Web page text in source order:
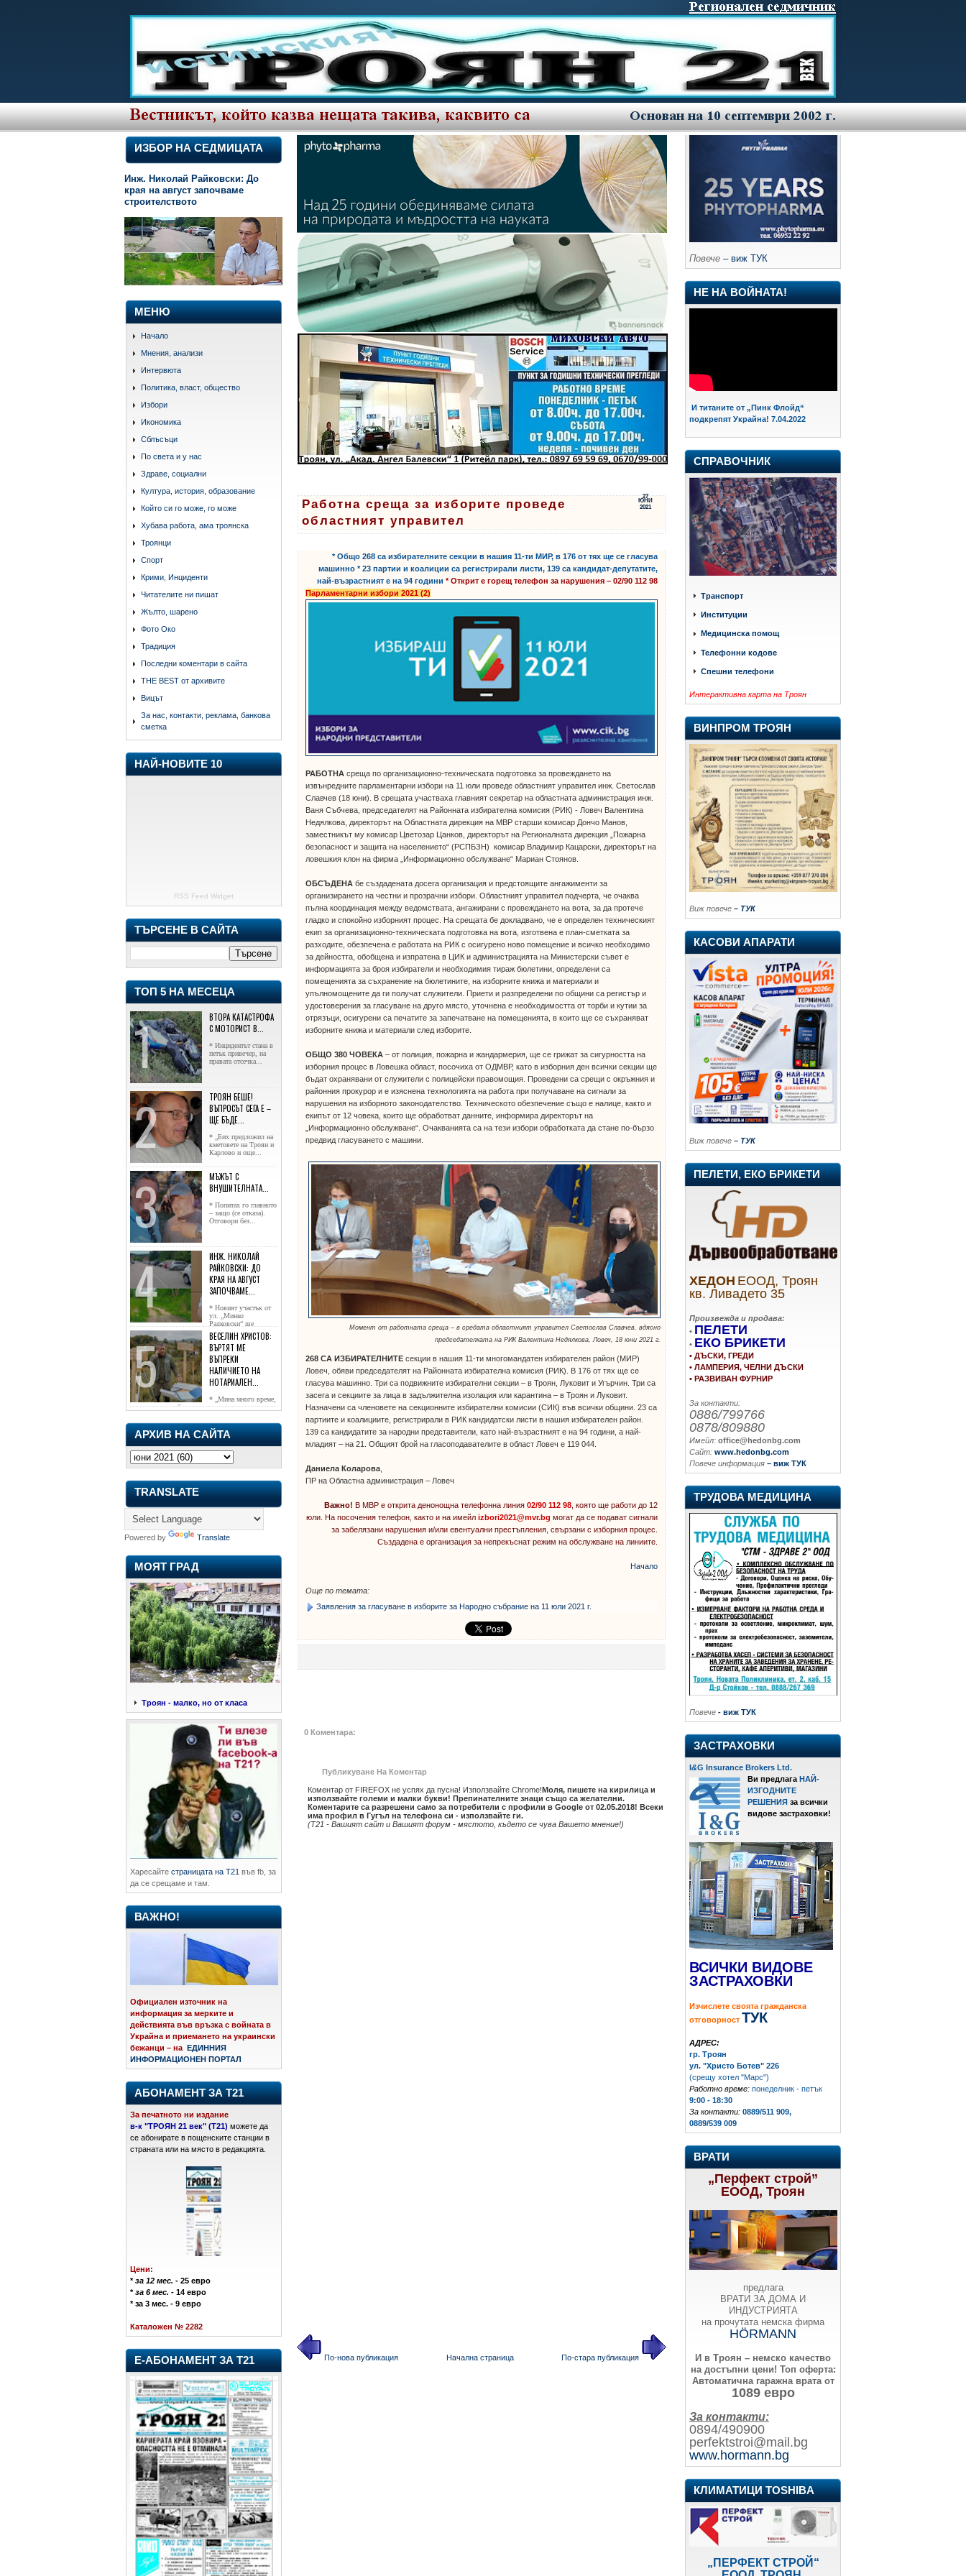
ИЗБОР НА СЕДМИЦАТА
Инж. Николай Райковски: До
края на август започваме
строителството
МЕНЮ
Начало
Мнения, анализи
Интервюта
Политика, власт, общество
Избори
Икономика
Сблъсъци
По света и у нас
Здраве, социални
Култура, история, образование
Който си го може, го може
Хубава работа, ама троянска
Троянци
Спорт
Крими, Инциденти
Читателите ни пишат
Жълто, шарено
Фото Око
Традиция
Последни коментари в сайта
THE BEST от архивите
Вицът
За нас, контакти, реклама, банкова
сметка
НАЙ-НОВИТЕ 10
RSS Feed Widget
ТЪРСЕНЕ В САЙТА
ТОП 5 НА МЕСЕЦА
ВТОРА КАТАСТРОФА
С МОТОРИСТ В...
* Инцидентът стана в
петък привечер, на
правата отсечка...
ТРОЯН БЕШЕ!
ВЪПРОСЪТ СЕГА Е –
ЩЕ БЪДЕ...
* „Бих предложил на
кметовете на Троян и
Карлово и още...
МЪЖЪТ С
ВНУШИТЕЛНАТА...
* Попитах го главното
– защо (се отказа).
Отговори без...
ИНЖ. НИКОЛАЙ
РАЙКОВСКИ: ДО
КРАЯ НА АВГУСТ
ЗАПОЧВАМЕ...
* Новият участък от
ул. „Минко
Радковски“ ще
достигне жк...
ВЕСЕЛИН ХРИСТОВ:
ВЪРТЯТ МЕ
ВЪПРЕКИ
НАЛИЧИЕТО НА
НОТАРИАЛЕН...
* „Мина много време,
чаках го да се обади, но нищо не...
АРХИВ НА САЙТА
TRANSLATE
Powered by Translate
МОЯТ ГРАД
Троян - малко, но от класа
Харесайте страницата на Т21 във fb, за
да се срещаме и там.
ВАЖНО!
Официален източник на
информация за мерките и
действията във връзка с войната в
Украйна и приемането на украински
бежанци – на
ЕДИННИЯ
ИНФОРМАЦИОНЕН ПОРТАЛ
АБОНАМЕНТ ЗА Т21
За печатното ни издание
в-к "ТРОЯН 21 век" (Т21) можете да
се абонирате в пощенските станции в
страната или на място в редакцията.
Цени:
*за 12 мес. - 25 евро
*за 6 мес. - 14 евро
* за 3 мес. - 9 евро
Каталожен № 2282
Е-АБОНАМЕНТ ЗА Т21
27
ЮНИ
2021
Работна среща за изборите проведе
областният управител
* Общо 268 са избирателните секции в нашия 11-ти МИР, в 176 от тях ще се гласува
машинно * 23 партии и коалиции са регистрирали листи, 139 са кандидат-депутатите,
най-възрастният е на 94 години * Открит е горещ телефон за нарушения – 02/90 112 98
Парламентарни избори 2021 (2)
РАБОТНАсреща по организационно-техническата подготовка за провеждането на
извънредните парламентарни избори на 11 юли проведе областният управител инж. Светослав
Славчев (18 юни). В срещата участваха главният секретар на областната администрация инж.
Ваня Събчева, председателят на Районната избирателна комисия (РИК) - Ловеч Валентина
Недялкова, директорът на Областната дирекция на МВР старши комисар Дончо Манов,
заместникът му комисар Цветозар Цанков, директорът на Регионалната дирекция „Пожарна
безопасност и защита на населението“ (РСПБЗН) комисар Владимир Кацарски, директорът на
ловешкия клон на фирма „Информационно обслужване“ Мариан Стоянов.
ОБСЪДЕНА бе създадената досега организация и предстоящите ангажименти за
организирането на честни и прозрачни избори. Областният управител подчерта, че очаква
пълна координация между ведомствата, ангажирани с провеждането на вота, за да протече
гладко и спокойно изборният процес. На срещата бе докладвано, че е определен техническият
екип за организационно-техническата подготовка на вота, изготвена е план-сметката за
разходите, обезпечена е работата на РИК с осигурено ново помещение и всичко необходимо
за дейността, обобщена и изпратена в ЦИК и администрацията на Министерски съвет е
информацията за броя избиратели и необходимия тираж бюлетини, определени са
помещенията за съхранение на бюлетините, на изборните книжа и материали и
упълномощените да ги получат служители. Приети и разпределени по общини са регистър и
удостоверения за гласуване на друго място, уточнена е необходимостта от торби и кутии за
отрязъци, осигурени са печатите за запечатване на помещенията, в които ще се съхраняват
изборните книжа и материали след изборите.
ОБЩО 380 ЧОВЕКА – от полиция, пожарна и жандармерия, ще се грижат за сигурността на
изборния процес в Ловешка област, посочиха от ОДМВР, като в изборния ден всички секции ще
бъдат охранявани от служители с полицейски правомощия. Проведени са срещи с окръжния и
районния прокурор и е изяснена технологията на работа при получаване на сигнали за
нарушения на изборното законодателство. Техническото обезпечение също е налице, както и
екипът от 12 човека, които ще обработват данните, информира директорът на
„Информационно обслужване“. Очакванията са на тези избори обработката да стане по-бързо
предвид гласуването с машини.
Момент от работната среща – в средата областният управител Светослав Славчев, вдясно
председателката на РИК Валентина Недялкова, Ловеч, 18 юни 2021 г.
268 СА ИЗБИРАТЕЛНИТЕсекции в нашия 11-ти многомандатен избирателен район (МИР)
Ловеч, обяви председателят на Районната избирателна комисия (РИК). В 176 от тях ще се
гласува машинно. Три са подвижните избирателни секции – в Троян, Луковит и Угърчин. Три са
засега и секциите за лица в задължителна изолация или карантина – в Троян и Луковит.
Назначени са членовете на секционните избирателни комисии (СИК) във всички общини. 23 са
партиите и коалициите, регистрирали в РИК кандидатски листи в нашия избирателен район.
139 са кандидатите за народни представители, като най-възрастният е на 94 години, а най-
младият – на 21. Общият брой на гласоподавателите в област Ловеч е 119 044.
Даниела Коларова,
ПР на Областна администрация – Ловеч
Важно! В МВР е открита денонощна телефонна линия 02/90 112 98, която ще работи до 12
юли. На посочения телефон, както и на имейл izbori2021@mvr.bg могат да се подават сигнали
за забелязани нарушения и/или евентуални престъпления, свързани с изборния процес.
Създадена е организация за непрекъснат режим на обслужване на линиите.
Начало
Още по темата:
Заявления за гласуване в изборите за Народно събрание на 11 юли 2021 г.
0 Коментара:
Публикуване На Коментар
Коментар от FIREFOX не успях да пусна! Използвайте Chrome!Моля, пишете на кирилица и
използвайте големи и малки букви! Препинателните знаци също са желателни.
Коментарите са разрешени само за потребители с профили в Google от 02.05.2018! Всеки
има профил в Гугъл на телефона си - използвайте ги.
(Т21 - Вашият сайт и Вашият форум - мястото, където се чува Вашето мнение!)
По-нова публикация По-стара публикация
Начална страница
Повече – виж ТУК
НЕ НА ВОЙНАТА!
И титаните от „Пинк Флойд“
подкрепят Украйна! 7.04.2022
СПРАВОЧНИК
Транспорт
Институции
Медицинска помощ
Телефонни кодове
Спешни телефони
Интерактивна карта на Троян
ВИНПРОМ ТРОЯН
Виж повече – ТУК
КАСОВИ АПАРАТИ
Виж повече – ТУК
ПЕЛЕТИ, ЕКО БРИКЕТИ
ХЕДОН ЕООД, Троян
кв. Ливадето 35
Произвежда и продава:
• ПЕЛЕТИ
• ЕКО БРИКЕТИ
• ДЪСКИ, ГРЕДИ
• ЛАМПЕРИЯ, ЧЕЛНИ ДЪСКИ
• РАЗВИВАН ФУРНИР
За контакти:
0886/799766
0878/809880
Имейл: office@hedonbg.com
Сайт: www.hedonbg.com
Повече информация – виж ТУК
ТРУДОВА МЕДИЦИНА
Повече - виж ТУК
ЗАСТРАХОВКИ
I&G Insurance Brokers Ltd.
Ви предлага НАЙ-
ИЗГОДНИТЕ
РЕШЕНИЯ за всички
видове застраховки!
ВСИЧКИ ВИДОВЕ
ЗАСТРАХОВКИ
Изчислете своята гражданска
отговорност ТУК
АДРЕС:
гр. Троян
ул. "Христо Ботев" 226
(срещу хотел "Марс")
Работно време: понеделник - петък
9:00 - 18:30
За контакти: 0889/511 909,
0889/539 009
ВРАТИ
„Перфект строй”
ЕООД, Троян
предлага
ВРАТИ ЗА ДОМА И
ИНДУСТРИЯТА
на прочутата немска фирма
HÖRMANN
И в Троян – немско качество
на достъпни цени! Топ оферта:
Автоматична гаражна врата от
1089 евро
За контакти:
0894/490900
perfektstroi@mail.bg
www.hormann.bg
КЛИМАТИЦИ TOSHIBA
„ПЕРФЕКТ СТРОЙ“